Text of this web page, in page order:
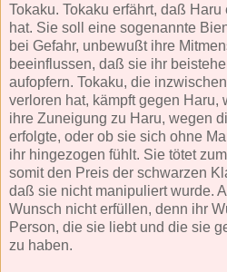
Tokaku. Tokaku erfährt, daß
hat. Sie soll eine sogenannte
bei Gefahr, unbewußt ihre
beeinflussen, daß sie ihr
aufopfern. Tokaku, die
verloren hat, kämpft gegen Haru,
ihre Zuneigung zu Haru, wegen
erfolgte, oder ob sie sich ohne
ihr hingezogen fühlt. Sie tötet
somit den Preis der schwarzen
daß sie nicht manipuliert wurde.
Wunsch nicht erfüllen, denn ihr
Person, die sie liebt und die sie
zu haben.